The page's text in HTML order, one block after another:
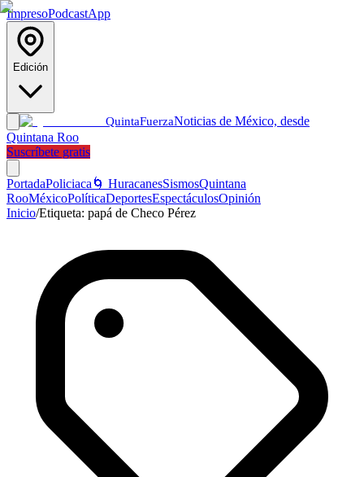
ImpresoPodcastApp
Edición
QuintaFuerzaNoticias de México, desde
Quintana Roo
Suscríbete gratis
PortadaPoliciaca 🌀 HuracanesSismosQuintana
RooMéxicoPolíticaDeportesEspectáculosOpinión
Inicio/Etiqueta: papá de Checo Pérez